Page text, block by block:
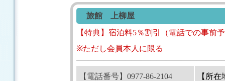
旅館 上柳屋
【特典】宿泊料5％割引（電話での事前
※ただし会員本人に限る
【電話番号】0977-86-2104 【所在